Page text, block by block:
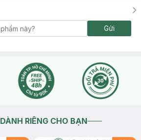
Gửi
RIÊNG CHO BẠN